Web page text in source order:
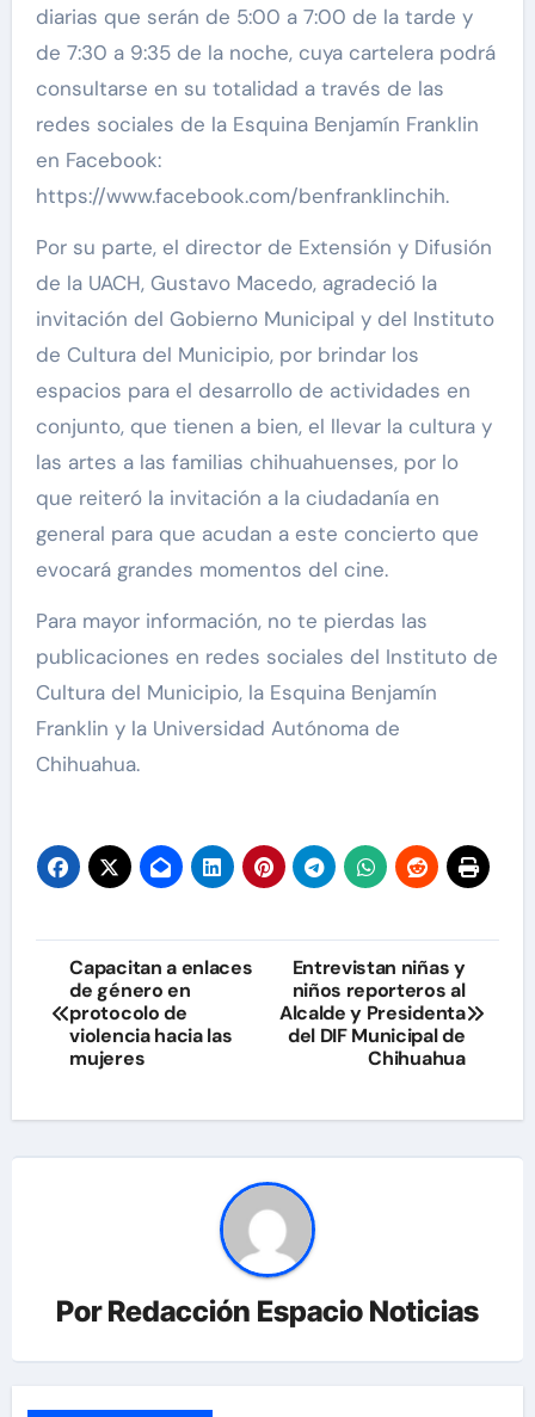
diarias que serán de 5:00 a 7:00 de la tarde y
de 7:30 a 9:35 de la noche, cuya cartelera podrá
consultarse en su totalidad a través de las
redes sociales de la Esquina Benjamín Franklin
en Facebook:
https://www.facebook.com/benfranklinchih.
Por su parte, el director de Extensión y Difusión
de la UACH, Gustavo Macedo, agradeció la
invitación del Gobierno Municipal y del Instituto
de Cultura del Municipio, por brindar los
espacios para el desarrollo de actividades en
conjunto, que tienen a bien, el llevar la cultura y
las artes a las familias chihuahuenses, por lo
que reiteró la invitación a la ciudadanía en
general para que acudan a este concierto que
evocará grandes momentos del cine.
Para mayor información, no te pierdas las
publicaciones en redes sociales del Instituto de
Cultura del Municipio, la Esquina Benjamín
Franklin y la Universidad Autónoma de
Chihuahua.
Navegación
de
entradas
Capacitan a enlaces
de género en
protocolo de
violencia hacia las
mujeres
Entrevistan niñas y
niños reporteros al
Alcalde y Presidenta
del DIF Municipal de
Chihuahua
PorRedacción Espacio Noticias